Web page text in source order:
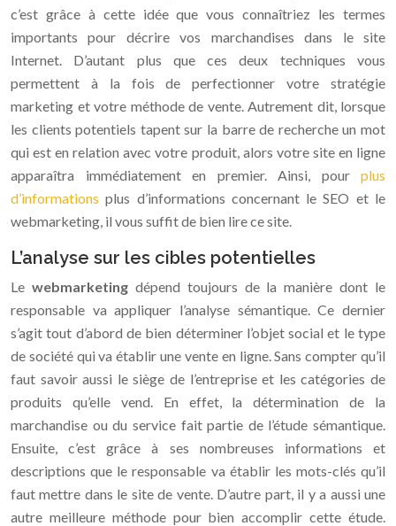
c’est grâce à cette idée que vous connaîtriez les termes
importants pour décrire vos marchandises dans le site
Internet. D’autant plus que ces deux techniques vous
permettent à la fois de perfectionner votre stratégie
marketing et votre méthode de vente. Autrement dit, lorsque
les clients potentiels tapent sur la barre de recherche un mot
qui est en relation avec votre produit, alors votre site en ligne
apparaîtra immédiatement en premier. Ainsi, pour plus
d’informations plus d’informations concernant le SEO et le
webmarketing, il vous suffit de bien lire ce site.
L’analyse sur les cibles potentielles
Le webmarketingdépend toujours de la manière dont le
responsable va appliquer l’analyse sémantique. Ce dernier
s’agit tout d’abord de bien déterminer l’objet social et le type
de société qui va établir une vente en ligne. Sans compter qu’il
faut savoir aussi le siège de l’entreprise et les catégories de
produits qu’elle vend. En effet, la détermination de la
marchandise ou du service fait partie de l’étude sémantique.
Ensuite, c’est grâce à ses nombreuses informations et
descriptions que le responsable va établir les mots-clés qu’il
faut mettre dans le site de vente. D’autre part, il y a aussi une
autre meilleure méthode pour bien accomplir cette étude.